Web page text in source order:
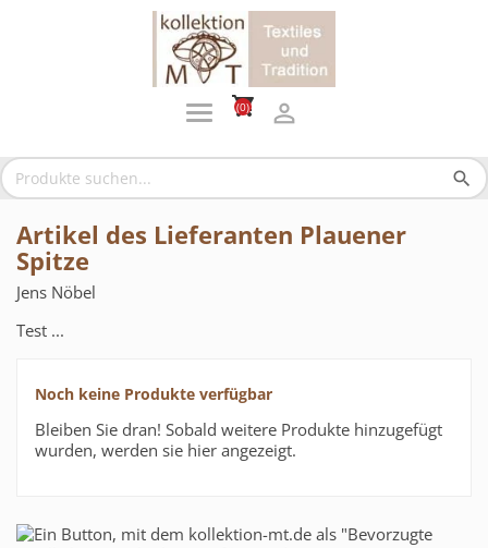
shopping_cart
(0) 
search
Artikel des Lieferanten Plauener
Spitze
Jens Nöbel
Test ...
Noch keine Produkte verfügbar
Bleiben Sie dran! Sobald weitere Produkte hinzugefügt
wurden, werden sie hier angezeigt.